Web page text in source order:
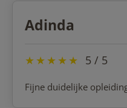
Adinda
★★★★★ 5 / 5
Fijne duidelijke